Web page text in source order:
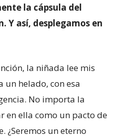
la cápsula del
Y así, desplegamos en
la niñada lee mis
un helado, con esa
No importa la
en ella como un pacto de
¿Seremos un eterno